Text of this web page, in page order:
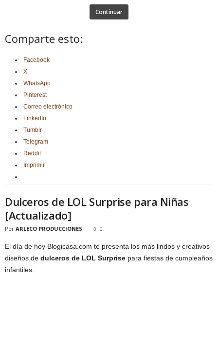
Continuar
Comparte esto:
Facebook
X
WhatsApp
Pinterest
Correo electrónico
LinkedIn
Tumblr
Telegram
Reddit
Imprimir
Dulceros de LOL Surprise para Niñas
[Actualizado]
Por ARLECO PRODUCCIONES 0
El día de hoy Blogicasa.com te presenta los más lindos y creativos
diseños de dulceros de LOL Surprise para fiestas de cumpleaños
infantiles.